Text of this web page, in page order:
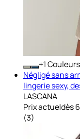
+ Couleurs
Négligé sans
lingerie sexy,
LASCANA
Prix actueldès
(3)